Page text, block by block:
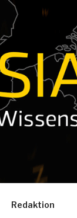
Redaktion